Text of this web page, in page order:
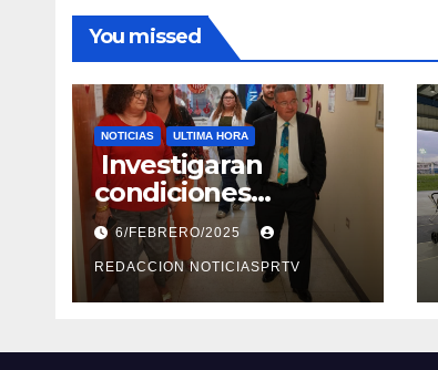
You missed
NOTICIAS ULTIMA HORA
Investigaran
condiciones
deplorables de las
facilidades el
Departamento de la
Salud en Mayagüez
6/FEBRERO/2025
REDACCION NOTICIASPRTV